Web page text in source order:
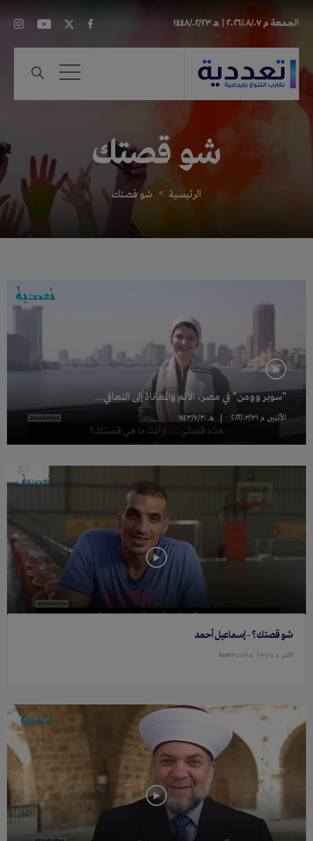
الجمعة م ٢٠٢٦/٠٨/٠٧ | هـ ١٤٤٨/٠٢/٢٣
شو قصتك
الرئيسية شو قصتك
"سوبر وومن" في مصر، الألم والمعاناة إلى التعافي...
الأثنين م ٢۰٢٢/۰٣/٣١ هـ ١٤٤٣/٧/٣۰
شو قصتك؟ – إسماعيل أحمد
الأثنين م ١٥ ١١ ٢۰١٩ هـ ١٣٥٥/١٢/NaN